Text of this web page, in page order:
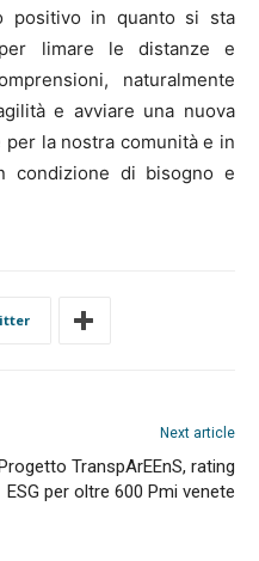
positivo in quanto si sta
per limare le distanze e
naturalmente
e avviare una nuova
la nostra comunità e in
condizione di bisogno e
Next article
Progetto TranspArEEnS, rating
ESG per oltre 600 Pmi venete